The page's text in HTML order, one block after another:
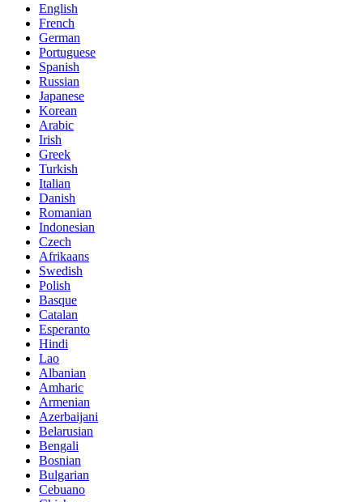
English
French
German
Portuguese
Spanish
Russian
Japanese
Korean
Arabic
Irish
Greek
Turkish
Italian
Danish
Romanian
Indonesian
Czech
Afrikaans
Swedish
Polish
Basque
Catalan
Esperanto
Hindi
Lao
Albanian
Amharic
Armenian
Azerbaijani
Belarusian
Bengali
Bosnian
Bulgarian
Cebuano